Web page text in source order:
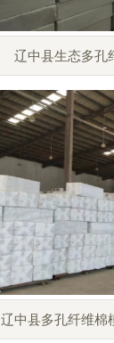
辽中县生态多孔
辽中县多孔纤维棉